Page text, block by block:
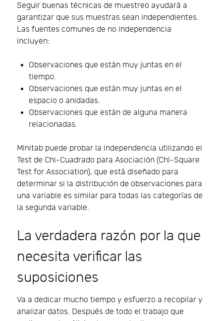
Seguir buenas técnicas de muestreo ayudará a
garantizar que sus muestras sean independientes.
Las fuentes comunes de no independencia
incluyen:
Observaciones que están muy juntas en el
tiempo.
Observaciones que están muy juntas en el
espacio o anidadas.
Observaciones que están de alguna manera
relacionadas.
Minitab puede probar la independencia utilizando el
Test de Chi-Cuadrado para Asociación (Chí-Square
Test for Association), que está diseñado para
determinar si la distribución de observaciones para
una variable es similar para todas las categorías de
la segunda variable.
La verdadera razón por la que
necesita verificar las
suposiciones
Va a dedicar mucho tiempo y esfuerzo a recopilar y
analizar datos. Después de todo el trabajo que